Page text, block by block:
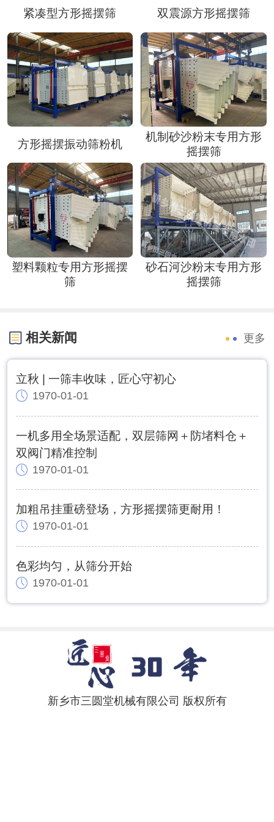
紧凑型方形摇摆筛 双震源方形摇摆筛
方形摇摆振动筛粉机
机制砂沙粉末专用方形
摇摆筛
塑料颗粒专用方形摇摆
筛
砂石河沙粉末专用方形
摇摆筛
相关新闻 更多
立秋 | 一筛丰收味，匠心守初心
1970-01-01
一机多用全场景适配，双层筛网＋防堵料仓＋
双阀门精准控制
1970-01-01
加粗吊挂重磅登场，方形摇摆筛更耐用！
1970-01-01
色彩均匀，从筛分开始
1970-01-01
新乡市三圆堂机械有限公司 版权所有